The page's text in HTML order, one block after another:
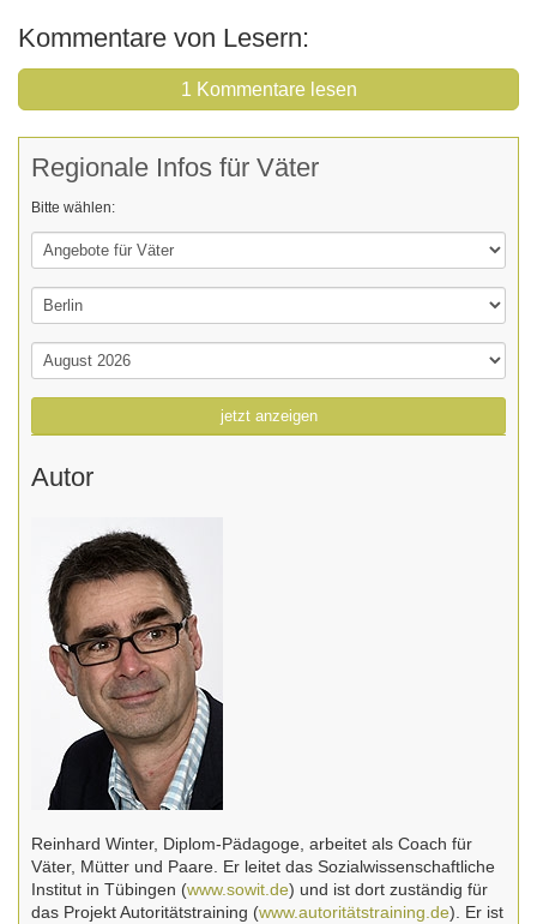
Kommentare von Lesern:
1 Kommentare lesen
Regionale Infos für Väter
Bitte wählen:
jetzt anzeigen
Autor
Reinhard Winter, Diplom-Pädagoge, arbeitet als Coach für
Väter, Mütter und Paare. Er leitet das Sozialwissenschaftliche
Institut in Tübingen (www.sowit.de) und ist dort zuständig für
das Projekt Autoritätstraining (www.autoritätstraining.de). Er ist